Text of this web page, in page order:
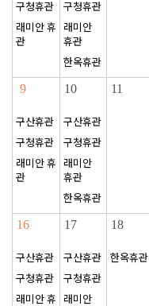
구청휴관
래미안 휴
관
구청휴관
래미안
휴관
한옥휴관
9
구산휴관
구청휴관
래미안 휴
관
10
구산휴관
구청휴관
래미안
휴관
한옥휴관
11
16
구산휴관
구청휴관
래미안 휴
17
구산휴관
구청휴관
래미안
18
한옥휴관